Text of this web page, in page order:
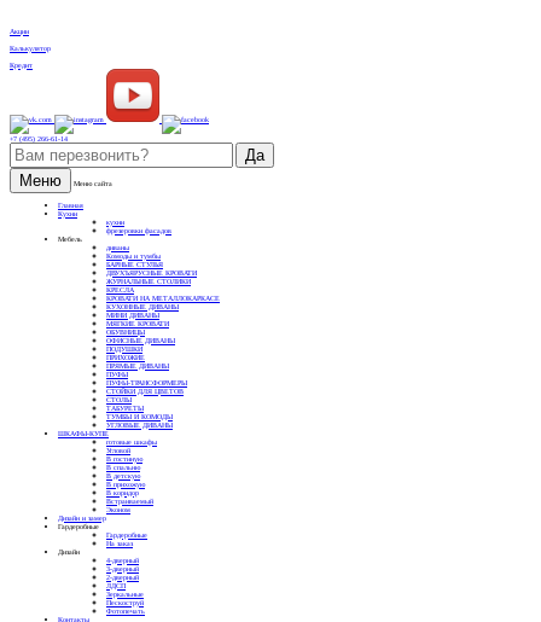
Акции
Калькулятор
Кредит
+7 (495) 266-61-14
Меню Меню сайта
Главная
Кухни
кухни
фрезеровки фасадов
Мебель
диваны
Комоды и тумбы
БАРНЫЕ СТУЛЬЯ
ДВУХЪЯРУСНЫЕ КРОВАТИ
ЖУРНАЛЬНЫЕ СТОЛИКИ
КРЕСЛА
КРОВАТИ НА МЕТАЛЛОКАРКАСЕ
КУХОННЫЕ ДИВАНЫ
МИНИ ДИВАНЫ
МЯГКИЕ КРОВАТИ
ОБУВНИЦЫ
ОФИСНЫЕ ДИВАНЫ
ПОДУШКИ
ПРИХОЖИЕ
ПРЯМЫЕ ДИВАНЫ
ПУФЫ
ПУФЫ-ТРАНСФОРМЕРЫ
СТОЙКИ ДЛЯ ЦВЕТОВ
СТОЛЫ
ТАБУРЕТЫ
ТУМБЫ И КОМОДЫ
УГЛОВЫЕ ДИВАНЫ
ШКАФЫ-КУПЕ
готовые шкафы
Угловой
В гостиную
В спальню
В детскую
В прихожую
В коридор
Встраиваемый
Эконом
Дизайн и замер
Гардеробные
Гардеробные
На заказ
Дизайн
4-дверный
3-дверный
2-дверный
ЛДСП
Зеркальные
Пескоструй
Фотопечать
Контакты